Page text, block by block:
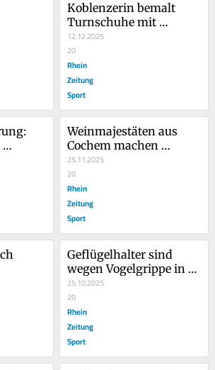
Koblenzerin bemalt
Turnschuhe mit
Animefiguren
12.12.2025
20
Rhein
Zeitung
Sport
Weinmajestäten aus
Cochem machen
eigenes Hörspiel
25.11.2025
20
Rhein
Zeitung
Sport
Geflügelhalter sind
wegen Vogelgrippe in
Sorge
25.10.2025
20
Rhein
Zeitung
Sport